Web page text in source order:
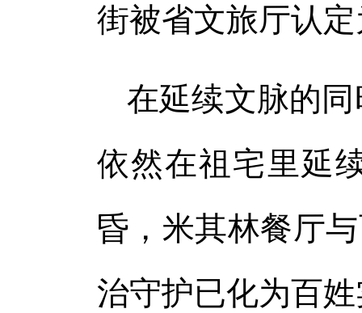
街被省文旅厅认
在延续文脉的
依然在祖宅里延
昏，米其林餐厅
治守护已化为百